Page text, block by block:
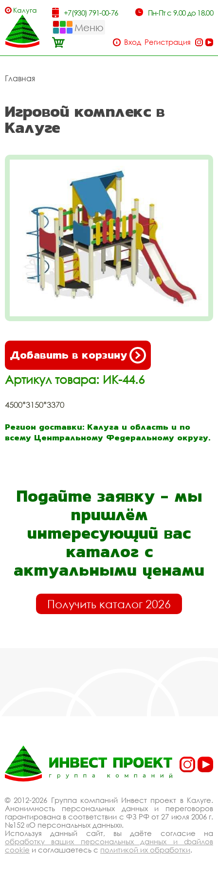
Калуга +7(930) 791-00-76 Пн-Пт с 9.00 до 18.00
Меню
Вход Регистрация
Главная
Игровой комплекс в
Калуге
Добавить в корзину
Артикул товара: ИК-44.6
4500*3150*3370
Регион доставки: Калуга и область и по
всему Центральному Федеральному округу.
Подайте заявку - мы
пришлём
интересующий вас
каталог с
актуальными ценами
Получить каталог 2026
© 2012-2026 Группа компаний Инвест проект в Калуге.
Анонимность персональных данных и переговоров
гарантирована в соответствии с ФЗ РФ от 27 июля 2006 г.
№152 «О персональных данных».
Используя данный сайт, вы даёте согласие на
обработку ваших персональных данных и файлов
cookie и соглашаетесь с политикой их обработки.